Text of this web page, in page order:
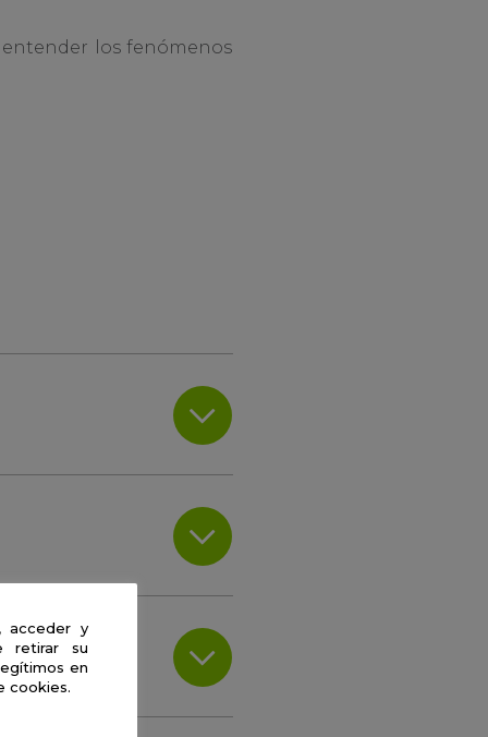
los fenómenos
acceder y
retirar su
en
cookies.